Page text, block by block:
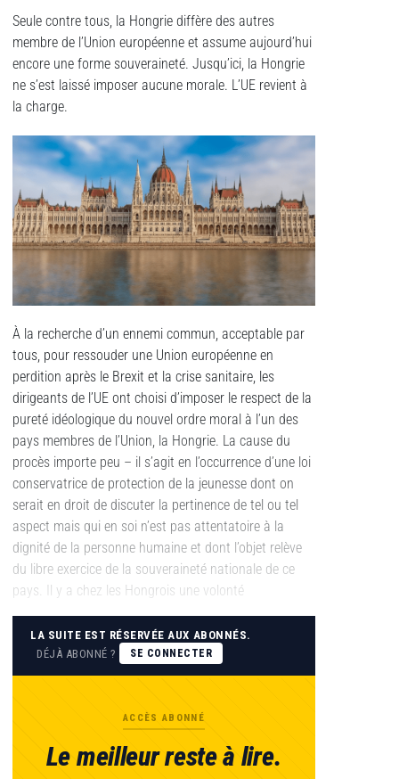
Seule contre tous, la Hongrie diffère des autres
membre de l’Union européenne et assume aujourd’hui
encore une forme souveraineté. Jusqu’ici, la Hongrie
ne s’est laissé imposer aucune morale. L’UE revient à
la charge.
À la recherche d’un ennemi commun, acceptable par
tous, pour ressouder une Union européenne en
perdition après le Brexit et la crise sanitaire, les
dirigeants de l’UE ont choisi d’imposer le respect de la
pureté idéologique du nouvel ordre moral à l’un des
pays membres de l’Union, la Hongrie. La cause du
procès importe peu – il s’agit en l’occurrence d’une loi
conservatrice de protection de la jeunesse dont on
serait en droit de discuter la pertinence de tel ou tel
aspect mais qui en soi n’est pas attentatoire à la
dignité de la personne humaine et dont l’objet relève
du libre exercice de la souveraineté nationale de ce
pays. Il y a chez les Hongrois une volonté
LA SUITE EST RÉSERVÉE AUX ABONNÉS.
DÉJÀ ABONNÉ ?
SE CONNECTER
ACCÈS ABONNÉ
Le meilleur reste à lire.